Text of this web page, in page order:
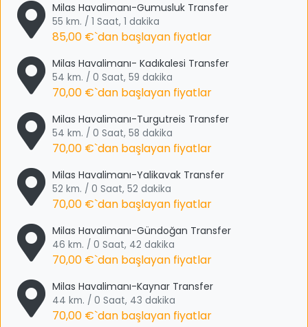
Milas Havalimanı-Gumusluk Transfer
55 km. / 1 Saat, 1 dakika
85,00 €`dan başlayan fiyatlar
Milas Havalimanı- Kadıkalesi Transfer
54 km. / 0 Saat, 59 dakika
70,00 €`dan başlayan fiyatlar
Milas Havalimanı-Turgutreis Transfer
54 km. / 0 Saat, 58 dakika
70,00 €`dan başlayan fiyatlar
Milas Havalimanı-Yalikavak Transfer
52 km. / 0 Saat, 52 dakika
70,00 €`dan başlayan fiyatlar
Milas Havalimanı-Gündoğan Transfer
46 km. / 0 Saat, 42 dakika
70,00 €`dan başlayan fiyatlar
Milas Havalimanı-Kaynar Transfer
44 km. / 0 Saat, 43 dakika
70,00 €`dan başlayan fiyatlar